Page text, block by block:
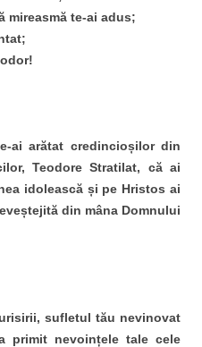
mireasmă te-ai adus;
ai arătat credincioșilor din
Teodore Stratilat, că ai
idolească și pe Hristos ai
din mâna Domnului
sufletul tău nevinovat
primit nevoințele tale cele